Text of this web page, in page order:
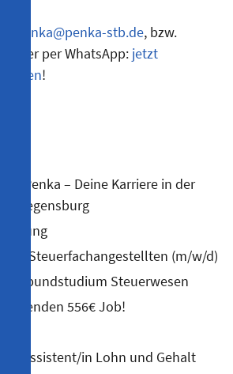
s.penka@penka-stb.de, bzw.
oder per WhatsApp: jetzt
!
Penka – Deine Karriere in der
in Regensburg
zum Steuerfachangestellten (m/w/d)
Verbundstudium Steuerwesen
556€ Job!
in Lohn und Gehalt